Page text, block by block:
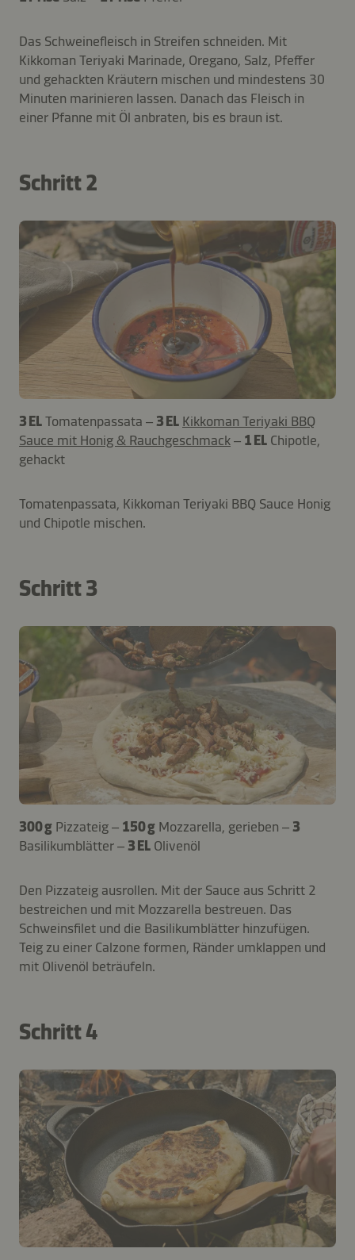
Das Schweinefleisch in Streifen schneiden. Mit
Kikkoman Teriyaki Marinade, Oregano, Salz, Pfeffer
und gehackten Kräutern mischen und mindestens 30
Minuten marinieren lassen. Danach das Fleisch in
einer Pfanne mit Öl anbraten, bis es braun ist.
Schritt 2
3 ELTomatenpassata – 3 EL Kikkoman Teriyaki BBQ
Sauce mit Honig & Rauchgeschmack– 1 EL Chipotle,
gehackt
Tomatenpassata, Kikkoman Teriyaki BBQ Sauce Honig
und Chipotle mischen.
Schritt 3
300 g Pizzateig – 150 g Mozzarella, gerieben – 3
Basilikumblätter – 3 EL Olivenöl
Den Pizzateig ausrollen. Mit der Sauce aus Schritt 2
bestreichen und mit Mozzarella bestreuen. Das
Schweinsfilet und die Basilikumblätter hinzufügen.
Teig zu einer Calzone formen, Ränder umklappen und
mit Olivenöl beträufeln.
Schritt 4